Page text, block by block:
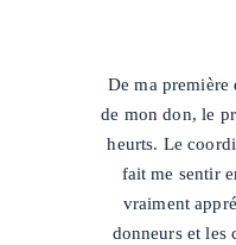
De ma première
de mon don, le
heurts. Le
fait me sentir
vraiment
donneurs et les